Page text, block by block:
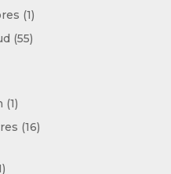
11
producto
5555
11
producto
1616
1